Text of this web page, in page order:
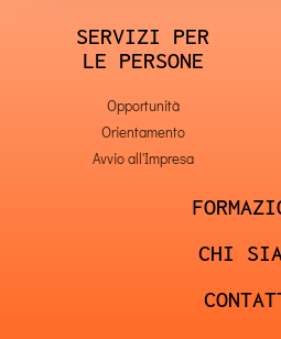
SERVIZI PER
LE PERSONE
Opportunità
Orientamento
Avvio all'Impresa
CHI